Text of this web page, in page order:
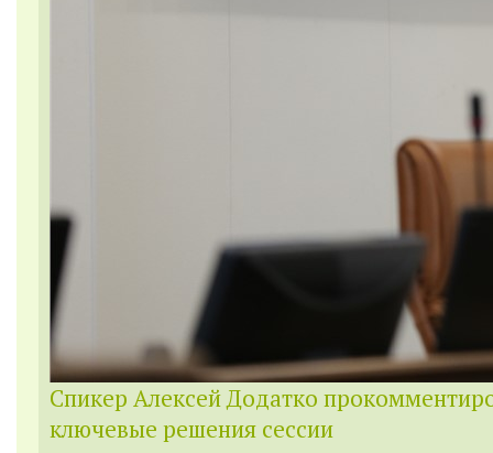
Спикер Алексей Додатко
ключевые решения сессии